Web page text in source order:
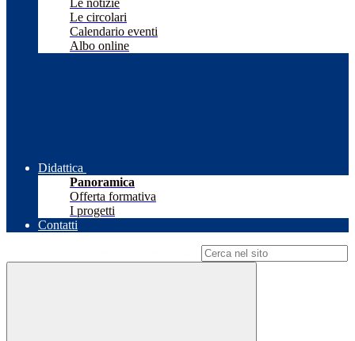
Le notizie
Le circolari
Calendario eventi
Albo online
Didattica
Panoramica
Offerta formativa
I progetti
Contatti